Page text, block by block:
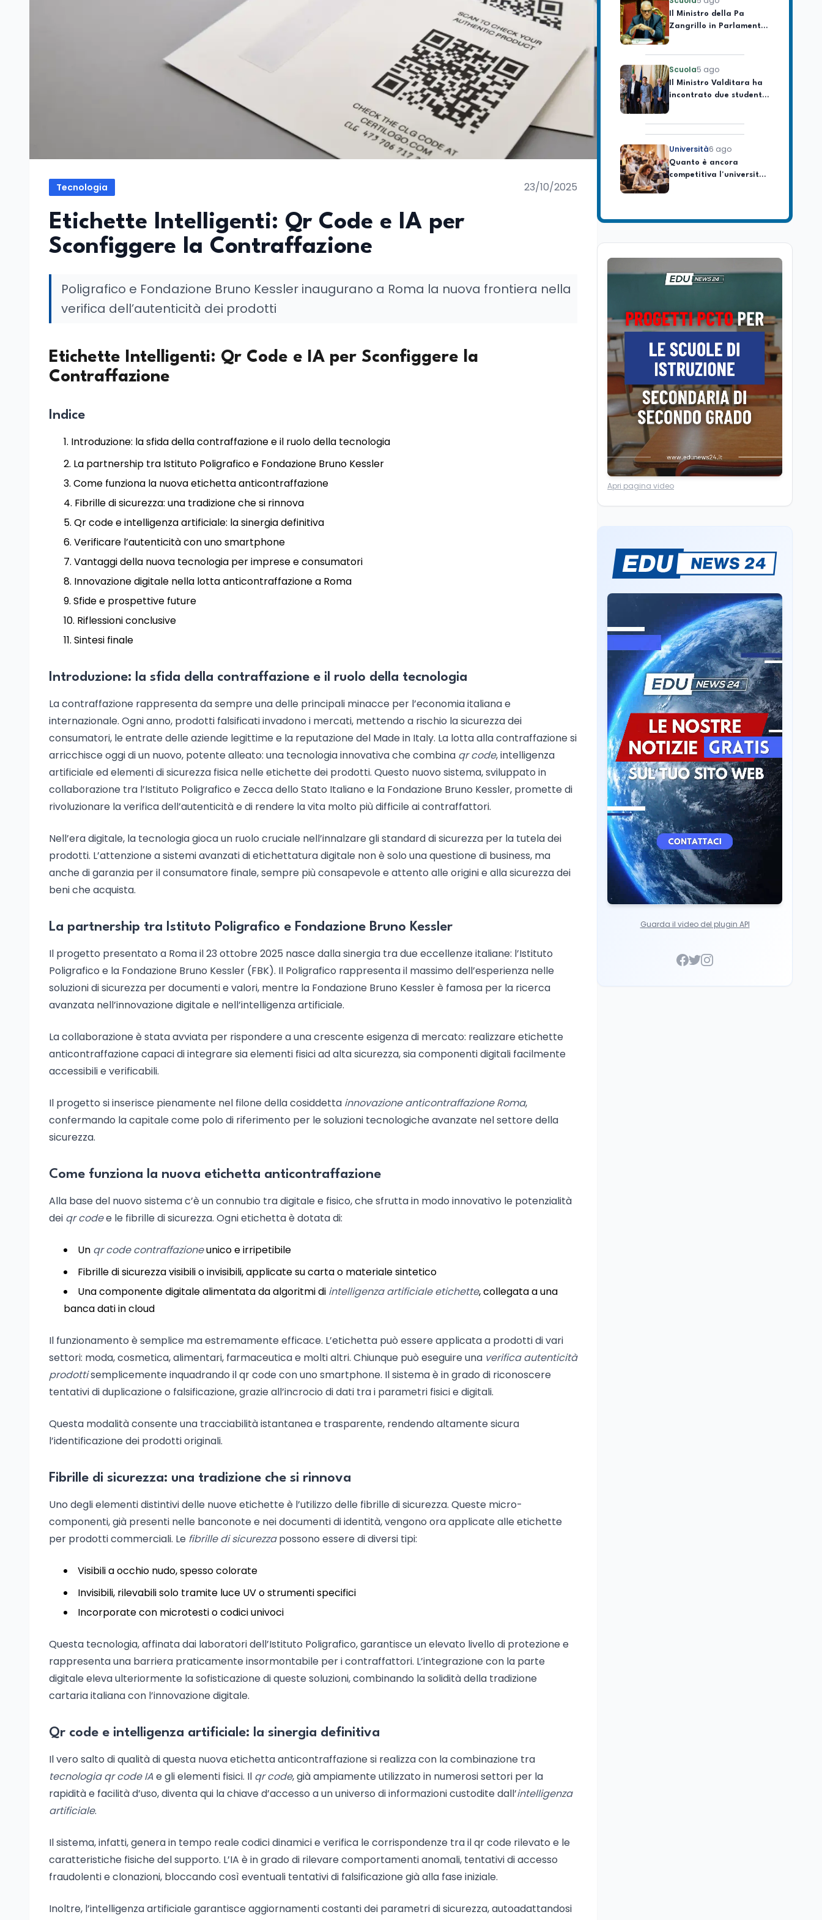
Tecnologia 23/10/2025
Etichette Intelligenti: Qr Code e IA per
Sconfiggere la Contraffazione
Poligrafico e Fondazione Bruno Kessler inaugurano a Roma la nuova frontiera nella
verifica dell’autenticità dei prodotti
Etichette Intelligenti: Qr Code e IA per Sconfiggere la
Contraffazione
Indice
Introduzione: la sfida della contraffazione e il ruolo della tecnologia
La partnership tra Istituto Poligrafico e Fondazione Bruno Kessler
Come funziona la nuova etichetta anticontraffazione
Fibrille di sicurezza: una tradizione che si rinnova
Qr code e intelligenza artificiale: la sinergia definitiva
Verificare l’autenticità con uno smartphone
Vantaggi della nuova tecnologia per imprese e consumatori
Innovazione digitale nella lotta anticontraffazione a Roma
Sfide e prospettive future
Riflessioni conclusive
Sintesi finale
Introduzione: la sfida della contraffazione e il ruolo della tecnologia
La contraffazione rappresenta da sempre una delle principali minacce per l’economia italiana e
internazionale. Ogni anno, prodotti falsificati invadono i mercati, mettendo a rischio la sicurezza dei
consumatori, le entrate delle aziende legittime e la reputazione del Made in Italy. La lotta alla contraffazione si
arricchisce oggi di un nuovo, potente alleato: una tecnologia innovativa che combina qr code, intelligenza
artificiale ed elementi di sicurezza fisica nelle etichette dei prodotti. Questo nuovo sistema, sviluppato in
collaborazione tra l’Istituto Poligrafico e Zecca dello Stato Italiano e la Fondazione Bruno Kessler, promette di
rivoluzionare la verifica dell’autenticità e di rendere la vita molto più difficile ai contraffattori.
Nell’era digitale, la tecnologia gioca un ruolo cruciale nell’innalzare gli standard di sicurezza per la tutela dei
prodotti. L’attenzione a sistemi avanzati di etichettatura digitale non è solo una questione di business, ma
anche di garanzia per il consumatore finale, sempre più consapevole e attento alle origini e alla sicurezza dei
beni che acquista.
La partnership tra Istituto Poligrafico e Fondazione Bruno Kessler
Il progetto presentato a Roma il 23 ottobre 2025 nasce dalla sinergia tra due eccellenze italiane: l’Istituto
Poligrafico e la Fondazione Bruno Kessler (FBK). Il Poligrafico rappresenta il massimo dell’esperienza nelle
soluzioni di sicurezza per documenti e valori, mentre la Fondazione Bruno Kessler è famosa per la ricerca
avanzata nell’innovazione digitale e nell’intelligenza artificiale.
La collaborazione è stata avviata per rispondere a una crescente esigenza di mercato: realizzare etichette
anticontraffazione capaci di integrare sia elementi fisici ad alta sicurezza, sia componenti digitali facilmente
accessibili e verificabili.
Il progetto si inserisce pienamente nel filone della cosiddetta innovazione anticontraffazione Roma,
confermando la capitale come polo di riferimento per le soluzioni tecnologiche avanzate nel settore della
sicurezza.
Come funziona la nuova etichetta anticontraffazione
Alla base del nuovo sistema c’è un connubio tra digitale e fisico, che sfrutta in modo innovativo le potenzialità
dei qr codee le fibrille di sicurezza. Ogni etichetta è dotata di:
Un qr code contraffazioneunico e irripetibile
Fibrille di sicurezza visibili o invisibili, applicate su carta o materiale sintetico
Una componente digitale alimentata da algoritmi di intelligenza artificiale etichette, collegata a una
banca dati in cloud
Il funzionamento è semplice ma estremamente efficace. L’etichetta può essere applicata a prodotti di vari
settori: moda, cosmetica, alimentari, farmaceutica e molti altri. Chiunque può eseguire una verifica autenticità
prodottisemplicemente inquadrando il qr code con uno smartphone. Il sistema è in grado di riconoscere
tentativi di duplicazione o falsificazione, grazie all’incrocio di dati tra i parametri fisici e digitali.
Questa modalità consente una tracciabilità istantanea e trasparente, rendendo altamente sicura
l’identificazione dei prodotti originali.
Fibrille di sicurezza: una tradizione che si rinnova
Uno degli elementi distintivi delle nuove etichette è l’utilizzo delle fibrille di sicurezza. Queste micro-
componenti, già presenti nelle banconote e nei documenti di identità, vengono ora applicate alle etichette
per prodotti commerciali. Le fibrille di sicurezzapossono essere di diversi tipi:
Visibili a occhio nudo, spesso colorate
Invisibili, rilevabili solo tramite luce UV o strumenti specifici
Incorporate con microtesti o codici univoci
Questa tecnologia, affinata dai laboratori dell’Istituto Poligrafico, garantisce un elevato livello di protezione e
rappresenta una barriera praticamente insormontabile per i contraffattori. L’integrazione con la parte
digitale eleva ulteriormente la sofisticazione di queste soluzioni, combinando la solidità della tradizione
cartaria italiana con l’innovazione digitale.
Qr code e intelligenza artificiale: la sinergia definitiva
Il vero salto di qualità di questa nuova etichetta anticontraffazione si realizza con la combinazione tra
tecnologia qr code IAe gli elementi fisici. Il qr code, già ampiamente utilizzato in numerosi settori per la
rapidità e facilità d’uso, diventa qui la chiave d’accesso a un universo di informazioni custodite dall’intelligenza
artificiale.
Il sistema, infatti, genera in tempo reale codici dinamici e verifica le corrispondenze tra il qr code rilevato e le
caratteristiche fisiche del supporto. L’IA è in grado di rilevare comportamenti anomali, tentativi di accesso
fraudolenti e clonazioni, bloccando così eventuali tentativi di falsificazione già alla fase iniziale.
Inoltre, l’intelligenza artificiale garantisce aggiornamenti costanti dei parametri di sicurezza, autoadattandosi
Zangrillo in Parlamento:
"12 miliardi per l'edilizia
Scuola5 ago
Il Ministro Valditara ha
incontrato due studenti
palestinesi giunti da
Università6 ago
Quanto è ancora
competitiva l'università
italiana? Cosa dicono i
Lavoro5 ago
Volontariato, firmata
CSVnet ETS
Scuola 5 ago
Il Ministro della Pa
Zangrillo in Parlamento:
"12 miliardi per l'edilizia
e la sicurezza delle
scuole con risorse Pnrr"
Scuola5 ago
Il Ministro Valditara ha
Gaza che hanno
superato la Maturità in
Italia
Università6 ago
Quanto è ancora
Università
Consiglio di Stato:
scorrere la graduatoria
dopo il semestre filtro
Lavoro5 ago
Volontariato, firmata
l’intesa triennale tra
Ministero del Lavoro e
CSVnet ETS
Scuola5 ago
Il Ministro della Pa
Zangrillo in Parlamento:
"12 miliardi per l'edilizia
e la sicurezza delle
scuole con risorse Pnrr"
Scuola5 ago
Il Ministro Valditara ha
incontrato due studenti
palestinesi giunti da
Gaza che hanno
superato la Maturità in
Italia
Apri pagina video
Guarda il video del plugin API